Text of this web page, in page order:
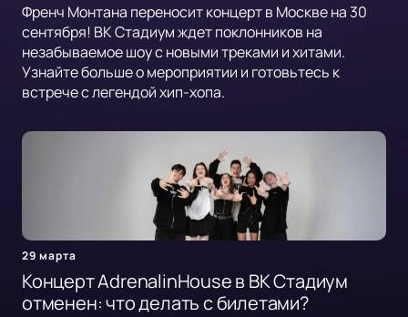
Френч Монтана переносит концерт в Москве на 30
сентября! ВК Стадиум ждет поклонников на
незабываемое шоу с новыми треками и хитами.
Узнайте больше о мероприятии и готовьтесь к
встрече с легендой хип-хопа.
29 марта
Концерт AdrenalinHouse в ВК Стадиум
отменен: что делать с билетами?